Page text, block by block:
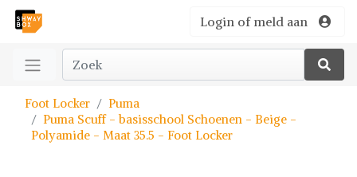
Login of meld aan
Foot Locker
Puma
Puma Scuff - basisschool Schoenen - Beige -
Polyamide - Maat 35.5 - Foot Locker